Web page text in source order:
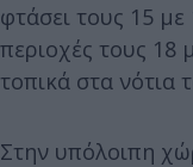
φτάσει τους 15
περιοχές τους 18
τοπικά στα νότια
Στην υπόλοιπη